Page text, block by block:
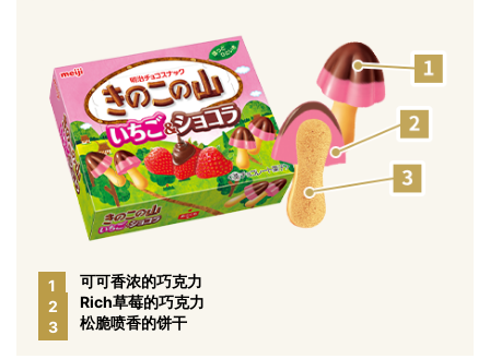
1
可可香浓的巧克力
2
Rich草莓的巧克力
3
松脆喷香的饼干